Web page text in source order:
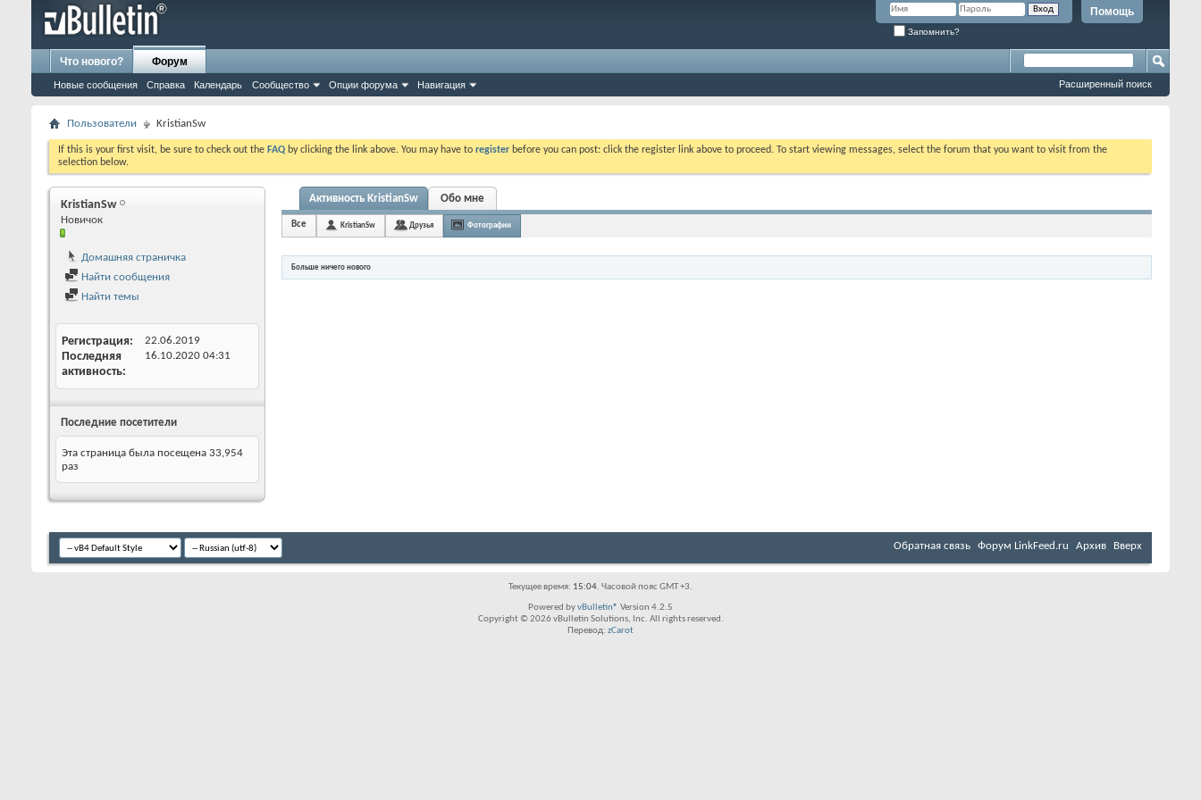
Помощь
Запомнить?
Что нового? Форум
Новые сообщения Справка Календарь Сообщество Опции форума Навигация Расширенный поиск
Пользователи KristianSw
If this is your first visit, be sure to check out the FAQ by clicking the link above. You may have to register before you can post: click the register link above to proceed. To start viewing messages, select the forum that you want to visit from the
selection below.
KristianSw
Новичок
Домашняя страничка
Найти сообщения
Найти темы
Регистрация 22.06.2019
Последняя
активность
16.10.2020 04:31
Последние посетители
Эта страница была посещена 33,954
раз
Активность KristianSw Обо мне
Все KristianSw Друзья Фотографии
Больше ничего нового
Обратная связь Форум LinkFeed.ru Архив Вверх
Текущее время: 15:04. Часовой пояс GMT +3.
Powered byvBulletin® Version 4.2.5
Copyright © 2026 vBulletin Solutions, Inc. All rights reserved.
Перевод: zCarot